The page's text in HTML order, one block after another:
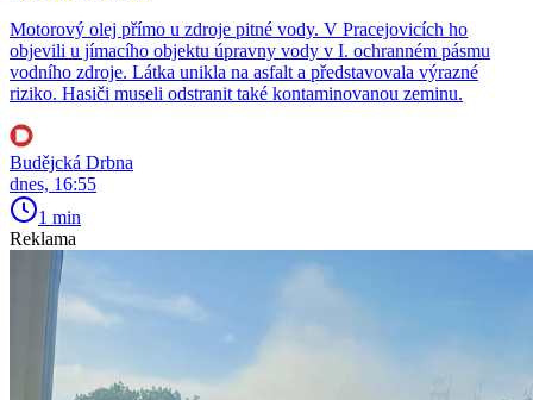
Motorový olej přímo u zdroje pitné vody. V Pracejovicích ho
objevili u jímacího objektu úpravny vody v I. ochranném pásmu
vodního zdroje. Látka unikla na asfalt a představovala výrazné
riziko. Hasiči museli odstranit také kontaminovanou zeminu.
Budějcká Drbna
dnes, 16:55
1 min
Reklama